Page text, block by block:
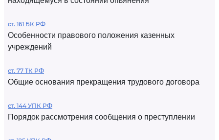
ст. 161 БК РФ
Особенности правового положения казенных
учреждений
ст. 77 ТК РФ
Общие основания прекращения трудового договора
ст. 144 УПК РФ
Порядок рассмотрения сообщения о преступлении